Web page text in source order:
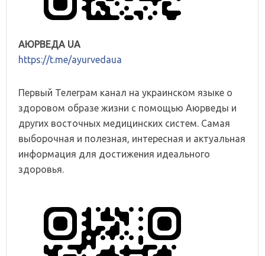
АЮРВЕДА UA
https://t.me/ayurvedaua
Первый Телеграм канал на украинском языке о
здоровом образе жизни с помощью Аюрведы и
других восточных медицинских систем. Самая
выборочная и полезная, интересная и актуальная
информация для достижения идеального
здоровья.